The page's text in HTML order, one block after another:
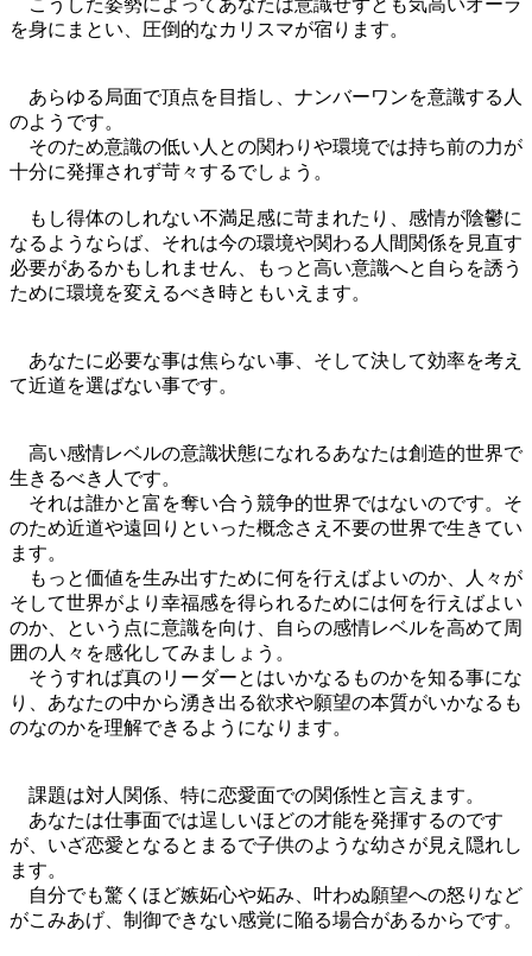
こうした姿勢によってあなたは意識せずとも気高いオーラ
を身にまとい、圧倒的なカリスマが宿ります。
あらゆる局面で頂点を目指し、ナンバーワンを意識する人
のようです。
そのため意識の低い人との関わりや環境では持ち前の力が
十分に発揮されず苛々するでしょう。
もし得体のしれない不満足感に苛まれたり、感情が陰鬱に
なるようならば、それは今の環境や関わる人間関係を見直す
必要があるかもしれません、もっと高い意識へと自らを誘う
ために環境を変えるべき時ともいえます。
あなたに必要な事は焦らない事、そして決して効率を考え
て近道を選ばない事です。
高い感情レベルの意識状態になれるあなたは創造的世界で
生きるべき人です。
それは誰かと富を奪い合う競争的世界ではないのです。そ
のため近道や遠回りといった概念さえ不要の世界で生きてい
ます。
もっと価値を生み出すために何を行えばよいのか、人々が
そして世界がより幸福感を得られるためには何を行えばよい
のか、という点に意識を向け、自らの感情レベルを高めて周
囲の人々を感化してみましょう。
そうすれば真のリーダーとはいかなるものかを知る事にな
り、あなたの中から湧き出る欲求や願望の本質がいかなるも
のなのかを理解できるようになります。
課題は対人関係、特に恋愛面での関係性と言えます。
あなたは仕事面では逞しいほどの才能を発揮するのです
が、いざ恋愛となるとまるで子供のような幼さが見え隠れし
ます。
自分でも驚くほど嫉妬心や妬み、叶わぬ願望への怒りなど
がこみあげ、制御できない感覚に陥る場合があるからです。